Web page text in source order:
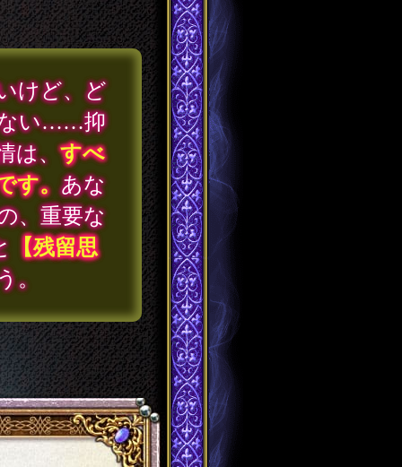
けど、ど
ない……抑
は、すべ
す。あな
、重要な
【残留思
。